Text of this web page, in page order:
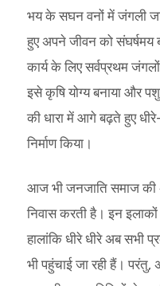
भय के सघन वनों में जंगली
हुए अपने जीवन को संघर्षमय
कार्य के लिए सर्वप्रथम
इसे कृषि योग्य बनाया और
की धारा में आगे बढ़ते हुए धीरे-
निर्माण किया।
आज भी जनजाति समाज की
निवास करती है। इन
हालांकि धीरे धीरे अब सभी
भी पहुंचाई जा रही हैं।